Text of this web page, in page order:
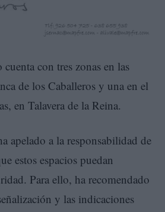
con tres zonas en las
de los Caballeros y una en el
en Talavera de la Reina.
apelado a la responsabilidad de
estos espacios puedan
Para ello, ha recomendado
y las indicaciones